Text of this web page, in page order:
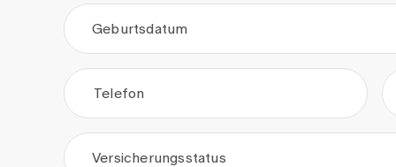
. .
Geburtsdatum
Telefon
Versicherungsstatus